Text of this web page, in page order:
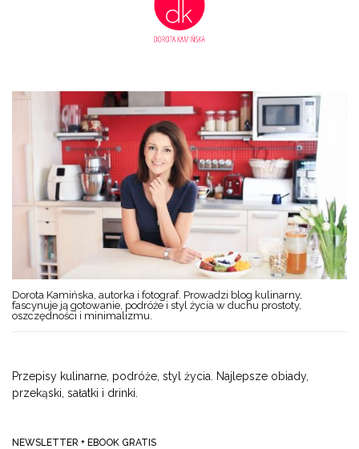
Dorota Kamińska, autorka i fotograf. Prowadzi blog kulinarny,
fascynuje ją gotowanie, podróże i styl życia w duchu prostoty,
oszczędności i minimalizmu.
Przepisy kulinarne, podróże, styl życia. Najlepsze obiady,
przekąski, sałatki i drinki.
NEWSLETTER + EBOOK GRATIS